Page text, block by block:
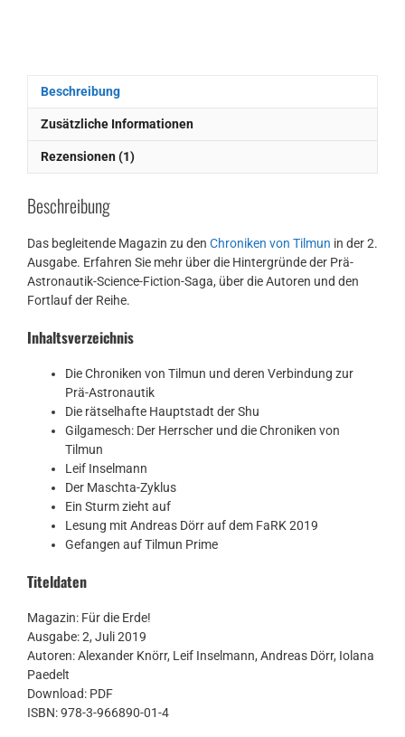
Beschreibung
Zusätzliche Informationen
Rezensionen (1)
Beschreibung
Das begleitende Magazin zu den Chroniken von Tilmun in der 2.
Ausgabe. Erfahren Sie mehr über die Hintergründe der Prä-
Astronautik-Science-Fiction-Saga, über die Autoren und den
Fortlauf der Reihe.
Inhaltsverzeichnis
Die Chroniken von Tilmun und deren Verbindung zur
Prä-Astronautik
Die rätselhafte Hauptstadt der Shu
Gilgamesch: Der Herrscher und die Chroniken von
Tilmun
Leif Inselmann
Der Maschta-Zyklus
Ein Sturm zieht auf
Lesung mit Andreas Dörr auf dem FaRK 2019
Gefangen auf Tilmun Prime
Titeldaten
Magazin: Für die Erde!
Ausgabe: 2, Juli 2019
Autoren: Alexander Knörr, Leif Inselmann, Andreas Dörr, Iolana
Paedelt
Download: PDF
ISBN: 978-3-966890-01-4